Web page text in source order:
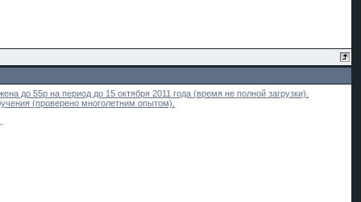
до 55р на период до 15 октября 2011 года (время не полной загрузки).
(проверено многолетним опытом).